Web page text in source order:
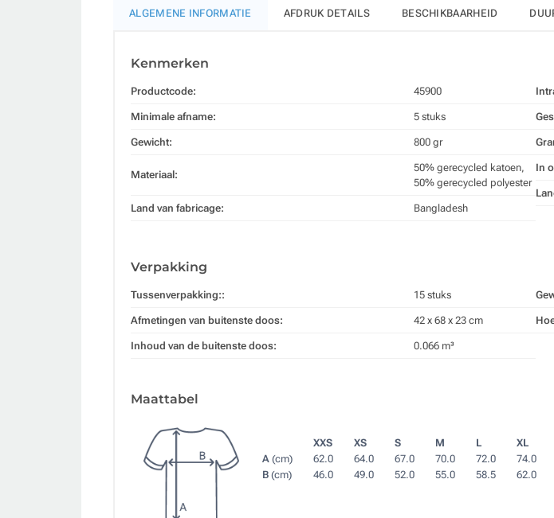
ALGEMENE INFORMATIE AFDRUK DETAILS BESCHIKBAARHEID
Kenmerken
Productcode: 45900
Minimale afname: 5 stuks
Gewicht: 800 gr
Materiaal:
50% gerecycled katoen,
50% gerecycled polyester
Land van fabricage: Bangladesh
In
Verpakking
Tussenverpakking:: 15 stuks
Afmetingen van buitenste doos: 42 x 68 x 23 cm
Inhoud van de buitenste doos: 0.066 m³
Maattabel
XXS XS S M L XL
A (cm) 62.0 64.0 67.0 70.0 72.0 74.0
B (cm) 46.0 49.0 52.0 55.0 58.5 62.0